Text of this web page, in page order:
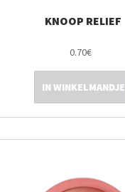
KNOOP RELIEF
0.70€
IN WINKELMANDJE